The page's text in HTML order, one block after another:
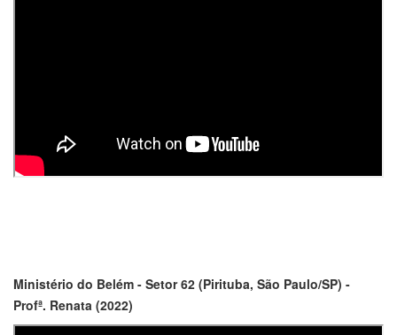
Ministério do Belém - Setor 62 (Pirituba, São Paulo/SP) -
Profª. Renata (2022)